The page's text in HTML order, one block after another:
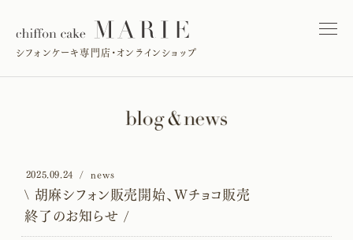
シフォンケーキ専門店・オンラインショップ
2025.09.24 news
\ 胡麻シフォン販売開始、Wチョコ販売
終了のお知らせ /